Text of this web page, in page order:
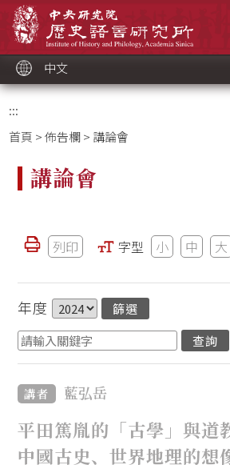
中文
:::
首頁 >佈告欄> 講論會
講論會
列印 字型 小 中 大
年度
講者 藍弘岳
平田篤胤的「古學」與道
中國古史、世界地理的